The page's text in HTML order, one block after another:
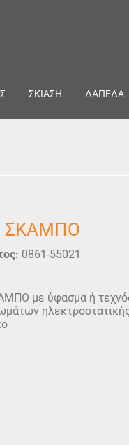
ΣΚΙΑΣΗ ΔΑΠΕΔΑ
ΣΚΑΜΠΟ
0861-55021
με ύφασμα ή